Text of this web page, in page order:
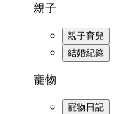
親子
親子育兒
結婚紀錄
寵物
寵物日記